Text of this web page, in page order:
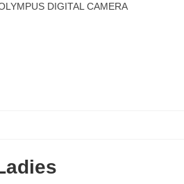
DIGITAL CAMERA